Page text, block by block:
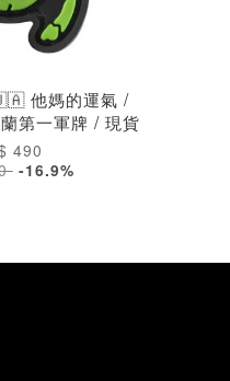
他媽的運氣 /
第一軍牌 / 現貨
490
-16.9%